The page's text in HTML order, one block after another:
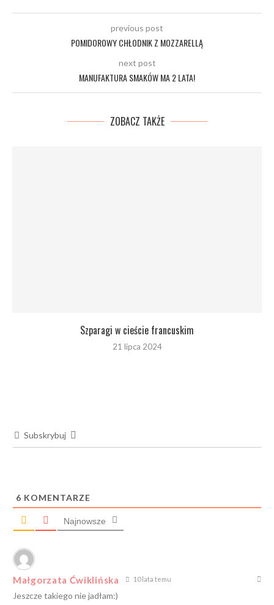
previous post
POMIDOROWY CHŁODNIK Z MOZZARELLĄ
next post
MANUFAKTURA SMAKÓW MA 2 LATA!
ZOBACZ TAKŻE
Szparagi w cieście francuskim
21 lipca 2024
Subskrybuj
6 KOMENTARZE
Najnowsze
Małgorzata Ćwiklińska 10 lata temu
Jeszcze takiego nie jadłam:)